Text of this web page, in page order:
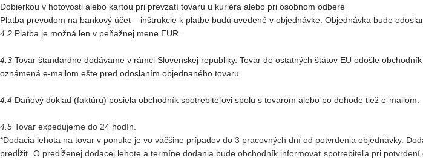
Dobierkou v hotovosti alebo kartou pri prevzatí tovaru u kuriéra alebo pri osobnom odbere
Platba prevodom na bankový účet – inštrukcie k platbe budú uvedené v objednávke. Objednávka bude
4.2 Platba je možná len v peňažnej mene EUR.
4.3 Tovar štandardne dodávame v rámci Slovenskej republiky. Tovar do ostatných štátov EU odošle
oznámená e-mailom ešte pred odoslaním objednaného tovaru.
4.4 Daňový doklad (faktúru) posiela obchodník spotrebiteľovi spolu s tovarom alebo po dohode tiež e-mailom.
4.5 Tovar expedujeme do 24 hodín.
*Dodacia lehota na tovar v ponuke je vo väčšine prípadov do 3 pracovných dní od potvrdenia objednávky.
predĺžiť. O predĺženej dodacej lehote a termíne dodania bude obchodník informovať spotrebiteľa pri